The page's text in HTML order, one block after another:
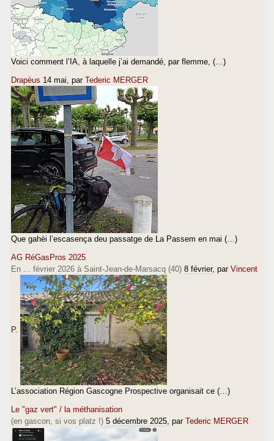
Voici comment l’IA, à laquelle j’ai demandé, par flemme, (…)
Drapèus 14 mai , par Tederic MERGER
Que gahèi l’escasença deu passatge de La Passem en mai (…)
AG RéGasPros 2025
En ... février 2026 à Saint-Jean-de-Marsacq (40) 8 février, par Vincent
P.
L’association Région Gascogne Prospective organisait ce (…)
Le "gaz vert" / la méthanisation
(en gascon, si vos platz !) 5 décembre 2025 , par Tederic MERGER